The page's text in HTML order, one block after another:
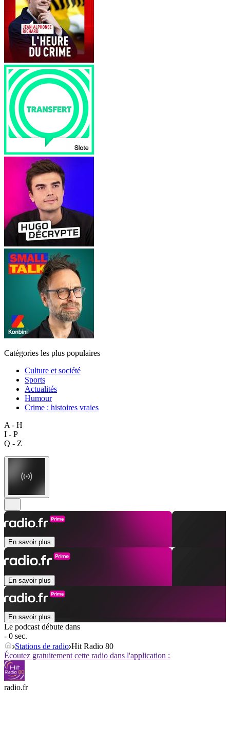
Catégories les plus populaires
Culture et société
Sports
Actualités
Humour
Crime : histoires vraies
A - H
I - P
Q - Z
En savoir plus
En savoir plus
En savoir plus
Le podcast débute dans
- 0 sec.
Stations de radio Hit Radio 80
Écoutez gratuitement cette radio dans l'application :
radio.fr